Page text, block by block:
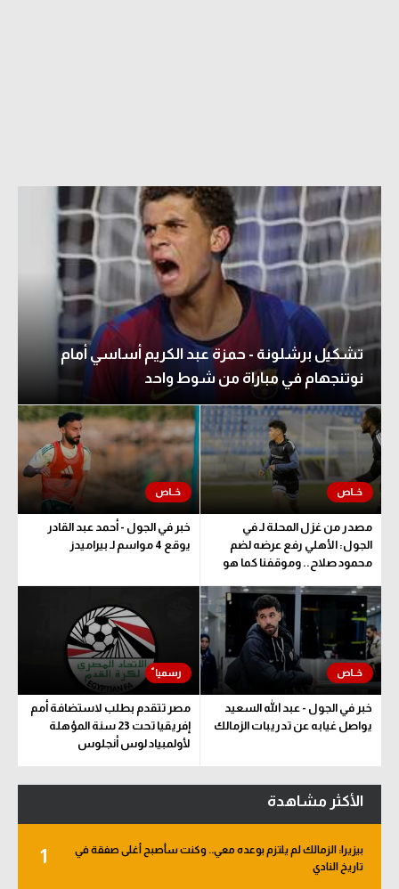
تشكيل برشلونة - حمزة عبد الكريم أساسي أمام
نوتنجهام في مباراة من شوط واحد
مصدر من غزل المحلة لـ في
الجول: الأهلي رفع عرضه لضم
محمود صلاح.. وموقفنا كما هو
خبر في الجول - أحمد عبد القادر
يوقع 4 مواسم لـ بيراميدز
خبر في الجول - عبد الله السعيد
يواصل غيابه عن تدريبات الزمالك
مصر تتقدم بطلب لاستضافة أمم
إفريقيا تحت 23 سنة المؤهلة
لأولمبياد لوس أنجلوس
الأكثر مشاهدة
1
بيزيرا: الزمالك لم يلتزم بوعده معي.. وكنت سأصبح أغلى صفقة في
تاريخ النادي